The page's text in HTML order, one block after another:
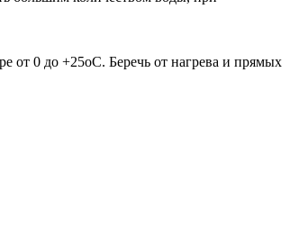
от 0 до +25оС. Беречь от нагрева и прямых